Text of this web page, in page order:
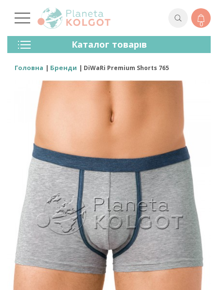
0
Каталог товарів
Колготки
Панчохи
Лосини (легінси)
Шкарпетки Та Гольфи
Спортивний Одяг
Для Чоловіків
Для Дітей
Бренди
Головна Бренди DiWaRi Premium Shorts 765